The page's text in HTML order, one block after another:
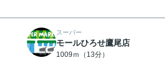
スーパー
モールひろせ鷹尾店
1009ｍ（13分）